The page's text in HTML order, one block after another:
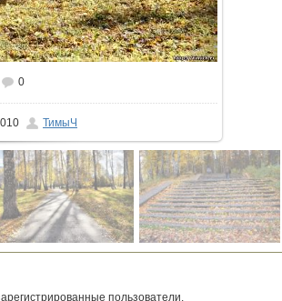
0
ТимыЧ
пользователи.